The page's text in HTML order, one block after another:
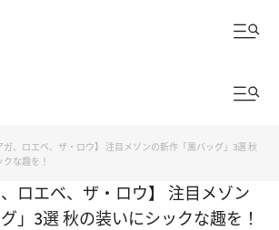
ガ、ロエベ、ザ・ロウ】 注目メゾンの新作「黒バッグ」3選 秋
な趣を！
ベ、ザ・ロウ】 注目メゾン
の新作「黒バッグ」3選 秋の装いにシックな趣を！